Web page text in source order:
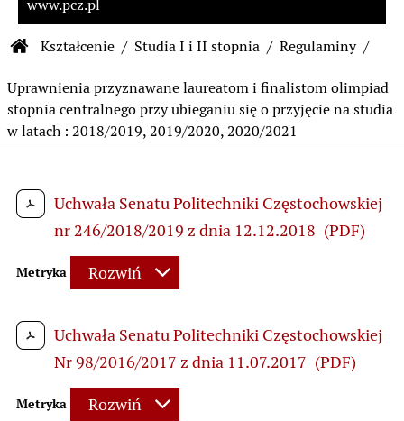
www.pcz.pl
Ścieżka nawigacyjna
Strona główna Biuletynu Informacji
Kształcenie Studia I i II stopnia Regulaminy
Uprawnienia przyznawane laureatom i finalistom olimpiad
stopnia centralnego przy ubieganiu się o przyjęcie na studia
w latach : 2018/2019, 2019/2020, 2020/2021
Treść strony
Uchwała Senatu Politechniki Częstochowskiej
nr 246/2018/2019 z dnia 12.12.2018 (PDF)
Metryka Rozwiń
Uchwała Senatu Politechniki Częstochowskiej
Nr 98/2016/2017 z dnia 11.07.2017 (PDF)
Metryka Rozwiń